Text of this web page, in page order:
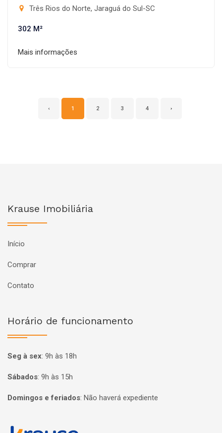
Três Rios do Norte, Jaraguá do Sul-SC
302 M²
Mais informações
‹ 1 2 3 4 ›
Krause Imobiliária
Início
Comprar
Contato
Horário de funcionamento
Seg à sex: 9h às 18h
Sábados: 9h às 15h
Domingos e feriados: Não haverá expediente
Página inicial